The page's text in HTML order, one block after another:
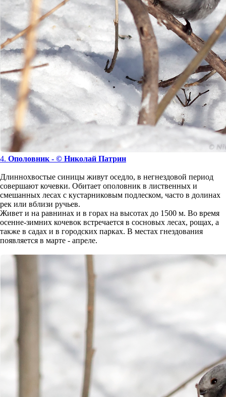
4. Ополовник - © Николай Патрин
Длиннохвостые синицы живут оседло, в негнездовой период
совершают кочевки. Обитает ополовник в лиственных и
смешанных лесах с кустарниковым подлеском, часто в долинах
рек или вблизи ручьев.
Живет и на равнинах и в горах на высотах до 1500 м. Во время
осенне-зимних кочевок встречается в сосновых лесах, рощах, а
также в садах и в городских парках. В местах гнездования
появляется в марте - апреле.